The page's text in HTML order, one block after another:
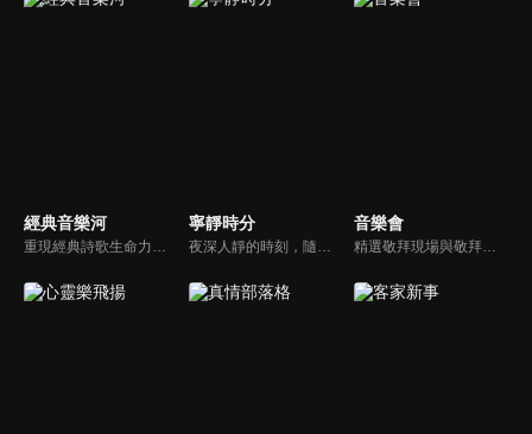
經典音樂河
重現經典詩歌生命力，讓您在歌中感受上帝亙古榮耀作為和救贖大恩。
寧靜時分
夜深人靜的時刻，隨著音樂的流轉，帶領我們更深的摸著主。
音樂會
精選敬拜現場與敬拜者真實的分享，讓我們一起向神獻上最美的祭。